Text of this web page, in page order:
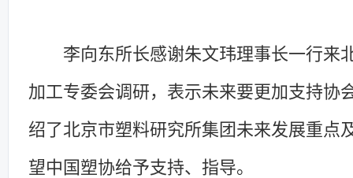
李向东所长感谢朱文玮理事长一行来
加工专委会调研，表示未来要更加支持协
绍了北京市塑料研究所集团未来发展重点
望中国塑协给予支持、指导。